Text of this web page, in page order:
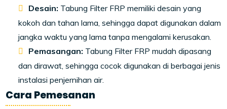
Desain: Tabung Filter FRP memiliki desain yang
kokoh dan tahan lama, sehingga dapat digunakan dalam
jangka waktu yang lama tanpa mengalami kerusakan.
Pemasangan: Tabung Filter FRP mudah dipasang
dan dirawat, sehingga cocok digunakan di berbagai jenis
instalasi penjernihan air.
Cara Pemesanan